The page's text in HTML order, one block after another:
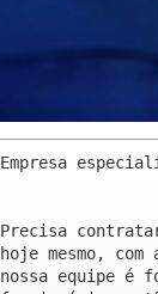
Empresa
Precisa
hoje mesmo,
nossa equipe é